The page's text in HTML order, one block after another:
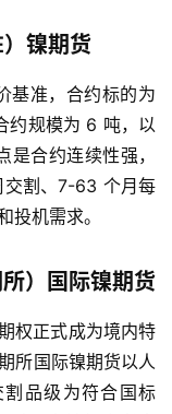
）镍期货
基准，合约标的为
约规模为 6 吨，以
合约连续性强，
割、7-63 个月每
投机需求。
所）国际镍期货
权正式成为境内特
所国际镍期货以人
品级为符合国标